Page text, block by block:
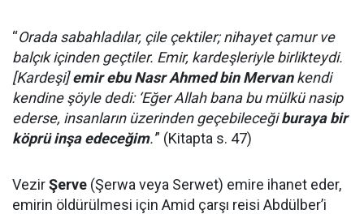
“Orada sabahladılar, çile çektiler; nihayet çamur ve
balçık içinden geçtiler. Emir, kardeşleriyle birlikteydi.
[Kardeşi]emir ebu Nasr Ahmed bin Mervankendi
kendine şöyle dedi: ‘Eğer Allah bana bu mülkü nasip
ederse, insanların üzerinden geçebileceğiburaya bir
köprü inşa edeceğim.'” (Kitapta s. 47)
VezirŞerve (Şerwa veya Serwet) emire ihanet eder,
emirin öldürülmesi için Amid çarşı reisi Abdülber’i